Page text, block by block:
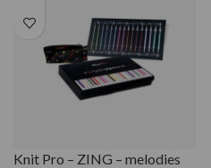
Knit Pro – ZING – melodies